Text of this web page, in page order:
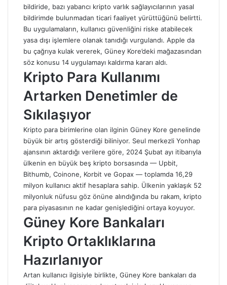
bildiride, bazı yabancı kripto varlık sağlayıcılarının yasal
bildirimde bulunmadan ticari faaliyet yürüttüğünü belirtti.
Bu uygulamaların, kullanıcı güvenliğini riske atabilecek
yasa dışı işlemlere olanak tanıdığı vurgulandı. Apple da
bu çağrıya kulak vererek, Güney Kore’deki mağazasından
söz konusu 14 uygulamayı kaldırma kararı aldı.
Kripto Para Kullanımı
Artarken Denetimler de
Sıkılaşıyor
Kripto para birimlerine olan ilginin Güney Kore genelinde
büyük bir artış gösterdiği biliniyor. Seul merkezli Yonhap
ajansının aktardığı verilere göre, 2024 Şubat ayı itibarıyla
ülkenin en büyük beş kripto borsasında — Upbit,
Bithumb, Coinone, Korbit ve Gopax — toplamda 16,29
milyon kullanıcı aktif hesaplara sahip. Ülkenin yaklaşık 52
milyonluk nüfusu göz önüne alındığında bu rakam, kripto
para piyasasının ne kadar genişlediğini ortaya koyuyor.
Güney Kore Bankaları
Kripto Ortaklıklarına
Hazırlanıyor
Artan kullanıcı ilgisiyle birlikte, Güney Kore bankaları da